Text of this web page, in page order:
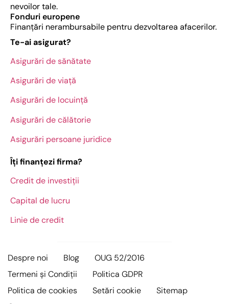
nevoilor tale.
Fonduri europene
Finanțări nerambursabile pentru dezvoltarea afacerilor.
Te-ai asigurat?
Asigurări de sănătate
Asigurări de viață
Asigurări de locuință
Asigurări de călătorie
Asigurări persoane juridice
Îți finanțezi firma?
Credit de investiții
Capital de lucru
Linie de credit
Despre noi Blog
OUG 52/2016
Termeni și Condiții
Politica GDPR
Politica de cookies
Setări cookie
Sitemap